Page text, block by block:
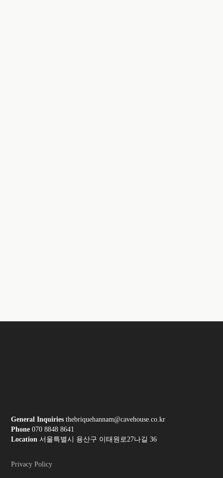
General Inquiries thebriquehannam@cavehouse.co.kr
Phone 070 8848 8641
Location 서울특별시 용산구 이태원로27나길 36
Privacy Policy